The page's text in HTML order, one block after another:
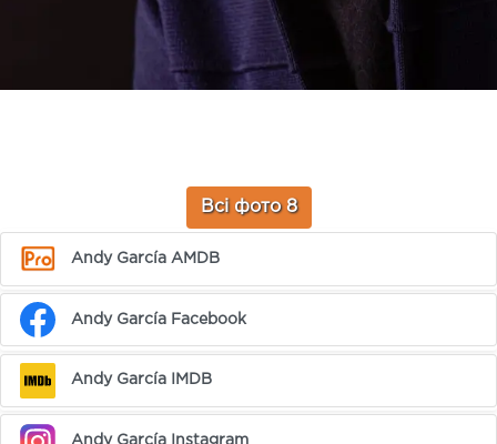
Всі фото 8
Andy García AMDB
Andy García Facebook
Andy García IMDB
Andy García Instagram